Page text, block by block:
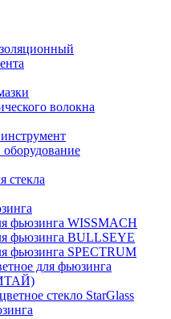
волокна
стекла
фьюзинга WISSMACH
фьюзинга BULLSEYE
фьюзинга SPECTRUM
для фьюзинга
стекло StarGlass